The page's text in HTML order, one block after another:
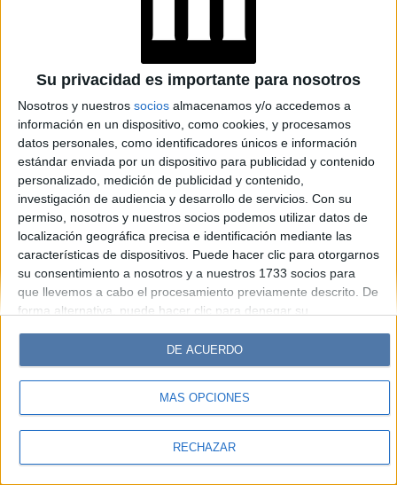
Su privacidad es importante para nosotros
Nosotros y nuestros socios almacenamos y/o accedemos a
información en un dispositivo, como cookies, y procesamos
datos personales, como identificadores únicos e información
estándar enviada por un dispositivo para publicidad y contenido
personalizado, medición de publicidad y contenido,
investigación de audiencia y desarrollo de servicios. Con su
permiso, nosotros y nuestros socios podemos utilizar datos de
localización geográfica precisa e identificación mediante las
características de dispositivos. Puede hacer clic para otorgarnos
su consentimiento a nosotros y a nuestros 1733 socios para
que llevemos a cabo el procesamiento previamente descrito. De
forma alternativa, puede hacer clic para denegar su
cambiar sus preferencias antes de otorgar su consentimiento.
Tenga en cuenta que algún procesamiento de sus datos
personales puede no requerir de su consentimiento, pero usted
tiene el derecho de rechazar tal procesamiento. Sus
sus preferencias o retirar su consentimiento en cualquier
MÁS OPCIONES
RECHAZAR
DE ACUERDO
Caras Noticias
Weekend Parabrisas
Look
Luz Mía Lunateen Break BATimes
© Perfil.com 2006-2019 - Todos los derechos reservados
Registro de Propiedad Intelectual: Nro. 5346433